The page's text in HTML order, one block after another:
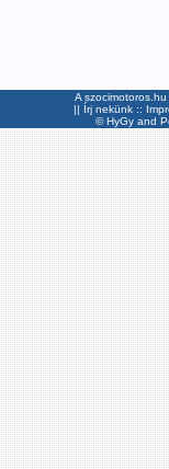
A
|| Írj nekünk ::
©HyGyand